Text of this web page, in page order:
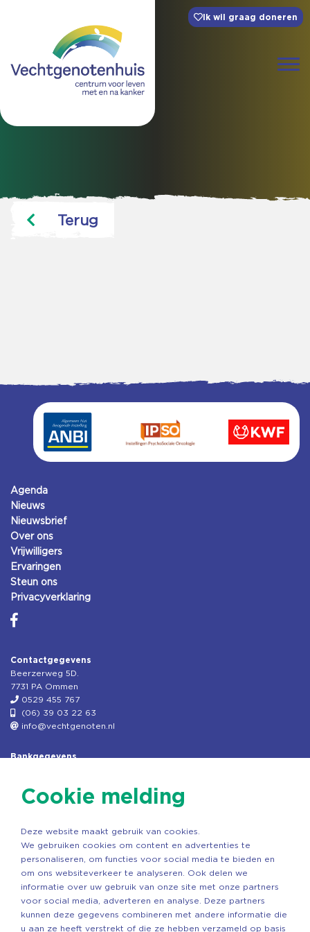
Ik wil graag doneren
Terug
Agenda
Nieuws
Nieuwsbrief
Over ons
Vrijwilligers
Ervaringen
Steun ons
Privacyverklaring
Contactgegevens
Beerzerweg 5D.
7731 PA Ommen
0529 455 767
(06) 39 03 22 63
info@vechtgenoten.nl
Bankgegevens
Rek.nr: NL85RABO0127579230
Copyright ©2026 Vechtgenoten
Cookie melding
Deze website maakt gebruik van cookies.
We gebruiken cookies om content en advertenties te
personaliseren, om functies voor social media te bieden en
om ons websiteverkeer te analyseren. Ook delen we
informatie over uw gebruik van onze site met onze partners
voor social media, adverteren en analyse. Deze partners
kunnen deze gegevens combineren met andere informatie die
u aan ze heeft verstrekt of die ze hebben verzameld op basis